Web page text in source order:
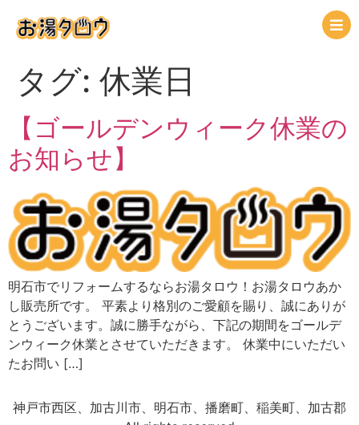
タグ: 休業日
【ゴールデンウィーク休業の
お知らせ】
明石市でリフォームするならお湯タロウ！お湯タロウあか
し販売所です。 平素より格別のご愛顧を賜り、誠にありが
とうございます。誠に勝手ながら、下記の期間をゴールデ
ンウィーク休業とさせていただきます。 休業中にいただい
たお問い […]
神戸市西区、加古川市、明石市、播磨町、稲美町、加古郡